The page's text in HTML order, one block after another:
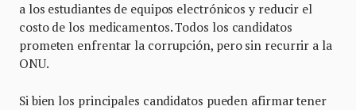
a los estudiantes de equipos electrónicos y reducir el
costo de los medicamentos. Todos los candidatos
prometen enfrentar la corrupción, pero sin recurrir a la
ONU.
Si bien los principales candidatos pueden afirmar tener